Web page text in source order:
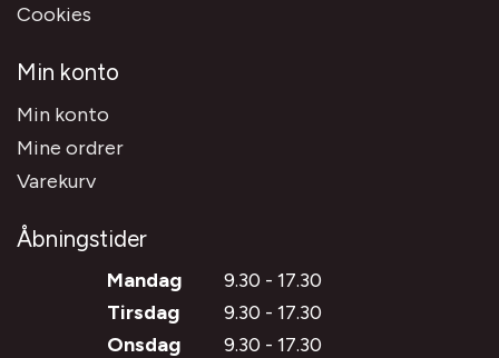
Cookies
Min konto
Min konto
Mine ordrer
Varekurv
Åbningstider
Mandag
9.30 - 17.30
Tirsdag
9.30 - 17.30
Onsdag
9.30 - 17.30